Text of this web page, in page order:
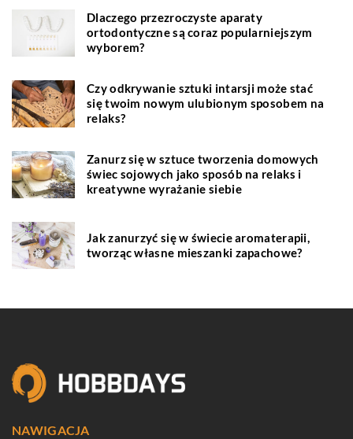
Dlaczego przezroczyste aparaty
ortodontyczne są coraz popularniejszym
wyborem?
Czy odkrywanie sztuki intarsji może stać
się twoim nowym ulubionym sposobem na
relaks?
Zanurz się w sztuce tworzenia domowych
świec sojowych jako sposób na relaks i
kreatywne wyrażanie siebie
Jak zanurzyć się w świecie aromaterapii,
tworząc własne mieszanki zapachowe?
NAWIGACJA